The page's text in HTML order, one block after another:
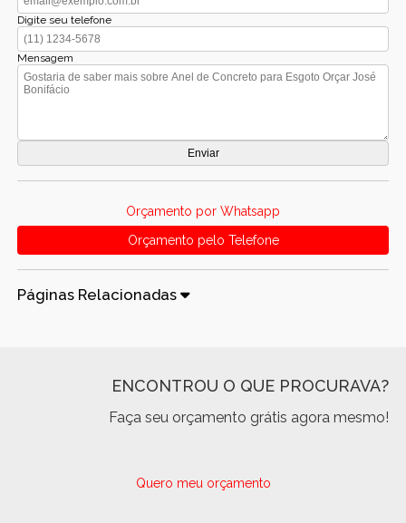
Digite seu telefone
Mensagem
Orçamento por Whatsapp
Orçamento pelo Telefone
Páginas Relacionadas
ENCONTROU O QUE PROCURAVA?
Faça seu orçamento grátis agora mesmo!
Quero meu orçamento